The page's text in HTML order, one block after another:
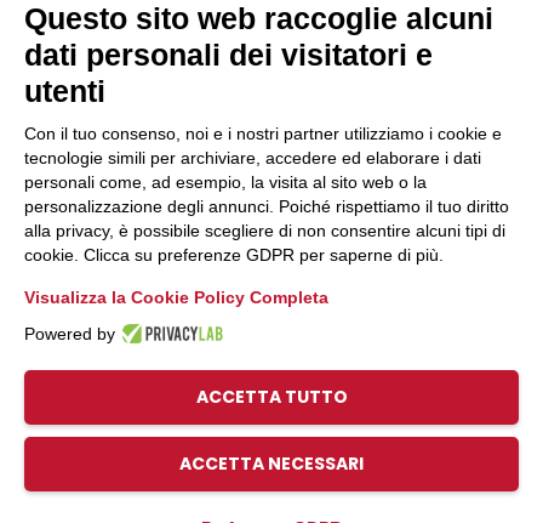
Previdenza cooperativa
Convenzioni
Link Rapidi
Associazioni di Settore e Dipartimenti
Uffici
Servizio Civile
Fare cooperativa
Pico Umbria
© 2026, Legacoop Umbria, CF 80009970544
Questo sito web raccoglie alcuni
dati personali dei visitatori e
utenti
Con il tuo consenso, noi e i nostri partner utilizziamo i cookie e
tecnologie simili per archiviare, accedere ed elaborare i dati
personali come, ad esempio, la visita al sito web o la
personalizzazione degli annunci. Poiché rispettiamo il tuo diritto
alla privacy, è possibile scegliere di non consentire alcuni tipi di
cookie. Clicca su preferenze GDPR per saperne di più.
Visualizza la Cookie Policy Completa
Powered by
ACCETTA TUTTO
ACCETTA NECESSARI